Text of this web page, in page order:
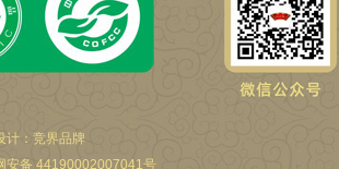
计：竞界品牌
安备 44190002007041号